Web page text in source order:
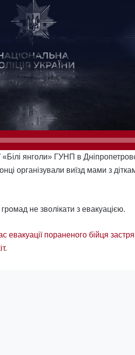
«Білі янголи» ГУНП в
організували виїзд мами з
не зволікати з евакуацією.
евакуації пораненого бійця
.